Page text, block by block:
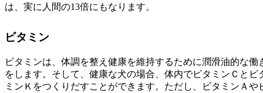
は、実に人間の13倍にもなります。
ビタミン
ビタミンは 、体調を整え健康を維持するために潤滑油的な働
をします。そして、健康な犬の場合、体内でビタミンＣとビ
ミンＫをつくりだすことができます。ただし、ビタミンＡや